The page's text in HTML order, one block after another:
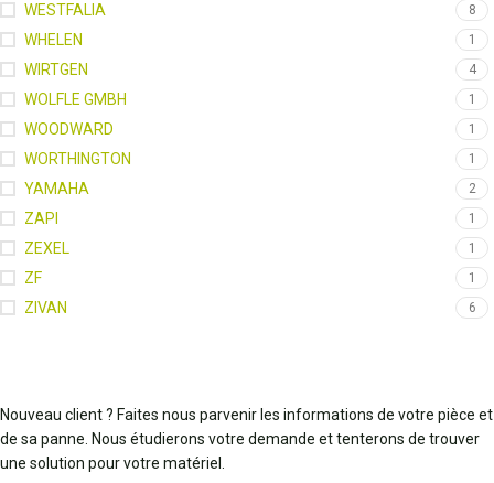
WESTFALIA 8
WHELEN 1
WIRTGEN 4
WOLFLE GMBH 1
WOODWARD 1
WORTHINGTON 1
YAMAHA 2
ZAPI 1
ZEXEL 1
ZF 1
ZIVAN 6
Nouveau client ? Faites nous parvenir les informations de votre pièce et
de sa panne. Nous étudierons votre demande et tenterons de trouver
une solution pour votre matériel.